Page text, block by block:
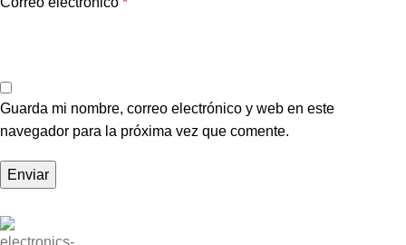
Guarda mi nombre, correo electrónico y web en este
navegador para la próxima vez que comente.